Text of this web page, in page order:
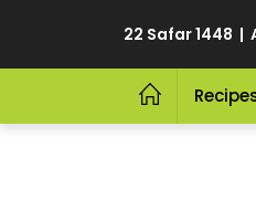
22 Safar 1448 |